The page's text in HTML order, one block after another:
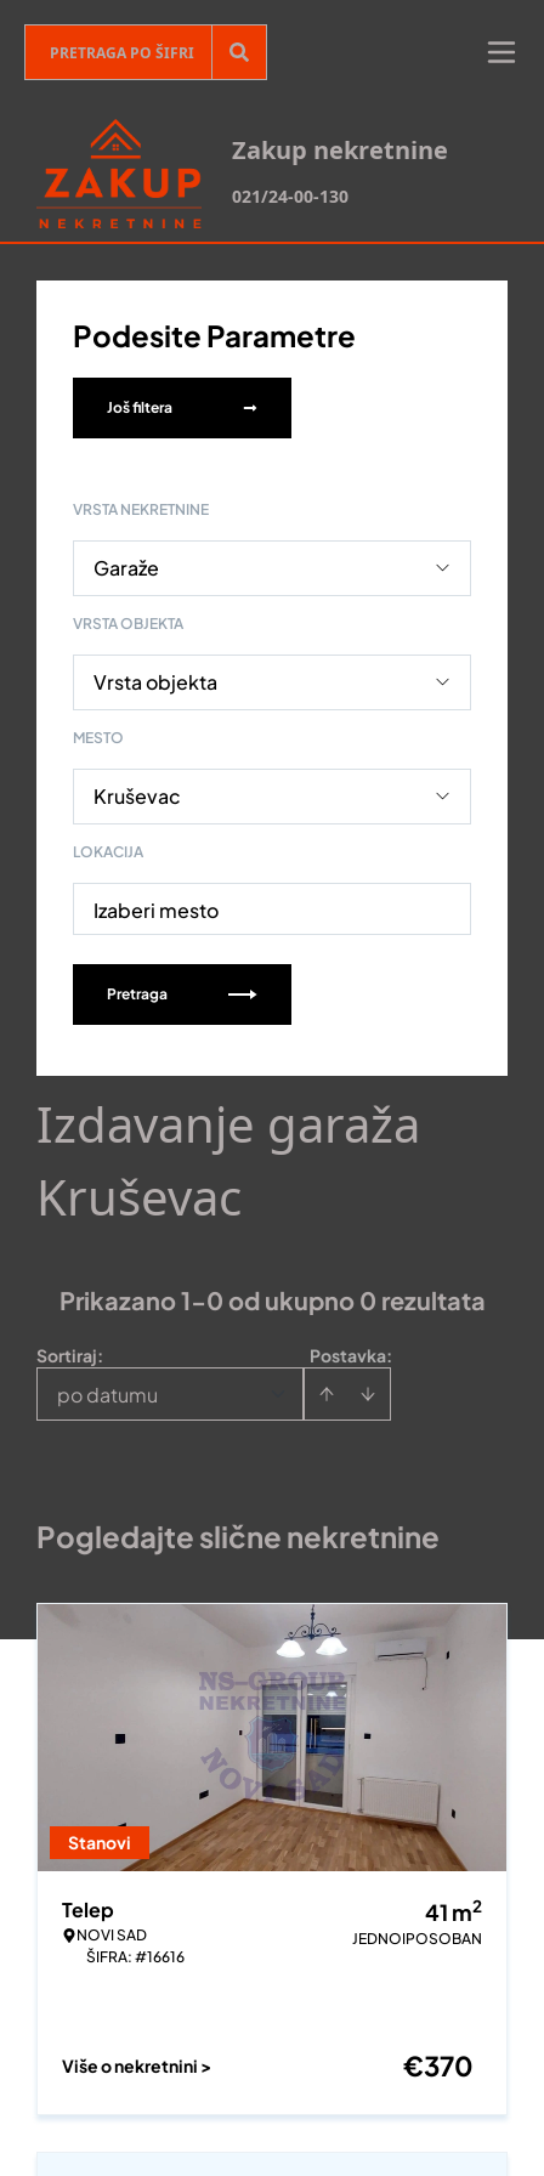
Zakup nekretnine
021/24-00-130
Podesite Parametre
Još filtera
VRSTA NEKRETNINE
VRSTA OBJEKTA
MESTO
LOKACIJA
Izaberi mesto
Pretraga
Izdavanje garaža
Kruševac
Prikazano 1-0 od ukupno 0 rezultata
Postavka:
Sortiraj:
po datumu
Pogledajte slične nekretnine
Stanovi
Telep
NOVI SAD
ŠIFRA: #16616
41 m2
JEDNOIPOSOBAN
Više o nekretnini > €370